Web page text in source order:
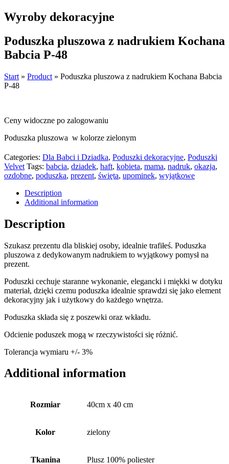
Wyroby dekoracyjne
Poduszka pluszowa z nadrukiem Kochana
Babcia P-48
Start » Product » Poduszka pluszowa z nadrukiem Kochana Babcia
P-48
Ceny widoczne po zalogowaniu
Poduszka pluszowa w kolorze zielonym
Categories: Dla Babci i Dziadka, Poduszki dekoracyjne, Poduszki
Velvet Tags: babcia, dziadek, haft, kobieta, mama, nadruk, okazja,
ozdobne, poduszka, prezent, święta, upominek, wyjątkowe
Description
Additional information
Description
Szukasz prezentu dla bliskiej osoby, idealnie trafiłeś. Poduszka
pluszowa z dedykowanym nadrukiem to wyjątkowy pomysł na
prezent.
Poduszki cechuje staranne wykonanie, elegancki i miękki w dotyku
materiał, dzięki czemu poduszka idealnie sprawdzi się jako element
dekoracyjny jak i użytkowy do każdego wnętrza.
Poduszka składa się z poszewki oraz wkładu.
Odcienie poduszek mogą w rzeczywistości się różnić.
Tolerancja wymiaru +/- 3%
Additional information
Rozmiar 40cm x 40 cm
Kolor zielony
Tkanina Plusz 100% poliester